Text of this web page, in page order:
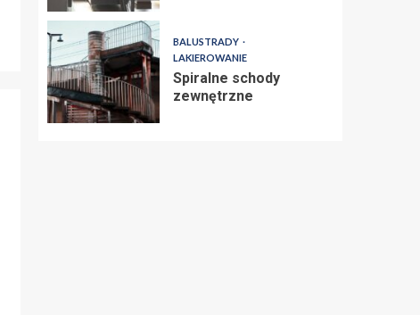
BALUSTRADY
LAKIEROWANIE
Spiralne schody
zewnętrzne